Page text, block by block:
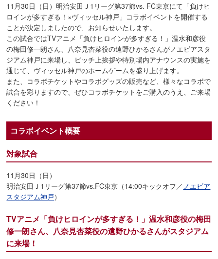
11月30日（日）明治安田Ｊ1リーグ第37節vs. FC東京にて「負けヒ
ロインが多すぎる！×ヴィッセル神戸」コラボイベントを開催する
ことが決定しましたので、お知らせいたします。
この試合ではTVアニメ「負けヒロインが多すぎる！」温水和彦役
の梅田修一朗さん、八奈見杏菜役の遠野ひかるさんがノエビアスタ
ジアム神戸に来場し、ピッチ上挨拶や特別場内アナウンスの実施を
通じて、ヴィッセル神戸のホームゲームを盛り上げます。
また、コラボチケットやコラボグッズの販売など、様々なコラボで
試合を彩りますので、ぜひコラボチケットをご購入のうえ、ご来場
ください！
コラボイベント概要
対象試合
11月30日（日）
明治安田Ｊ1リーグ第37節vs.FC東京（14:00キックオフ／ ノエビア
スタジアム神戸）
TVアニメ「負けヒロインが多すぎる！」温水和彦役の梅田
修一朗さん、八奈見杏菜役の遠野ひかるさんがスタジアム
に来場！